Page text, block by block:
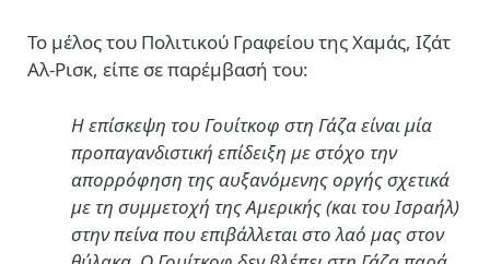
To μέλος του Πολιτικού Γραφείου της Χαμάς, Ιζάτ
Αλ-Ρισκ, είπε σε παρέμβασή του:
Η επίσκεψη του Γουίτκοφ στη Γάζα είναι μία
προπαγανδιστική επίδειξη με στόχο την
απορρόφηση της αυξανόμενης οργής σχετικά
με τη συμμετοχή της Αμερικής (και του Ισραήλ)
στην πείνα που επιβάλλεται στο λαό μας στον